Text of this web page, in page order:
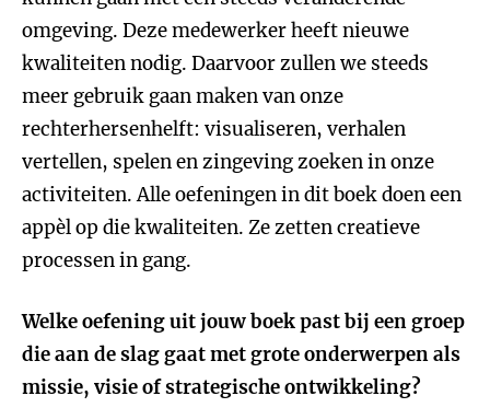
omgeving. Deze medewerker heeft nieuwe
kwaliteiten nodig. Daarvoor zullen we steeds
meer gebruik gaan maken van onze
rechterhersenhelft: visualiseren, verhalen
vertellen, spelen en zingeving zoeken in onze
activiteiten. Alle oefeningen in dit boek doen een
appèl op die kwaliteiten. Ze zetten creatieve
processen in gang.
Welke oefening uit jouw boek past bij een groep
die aan de slag gaat met grote onderwerpen als
missie, visie of strategische ontwikkeling?